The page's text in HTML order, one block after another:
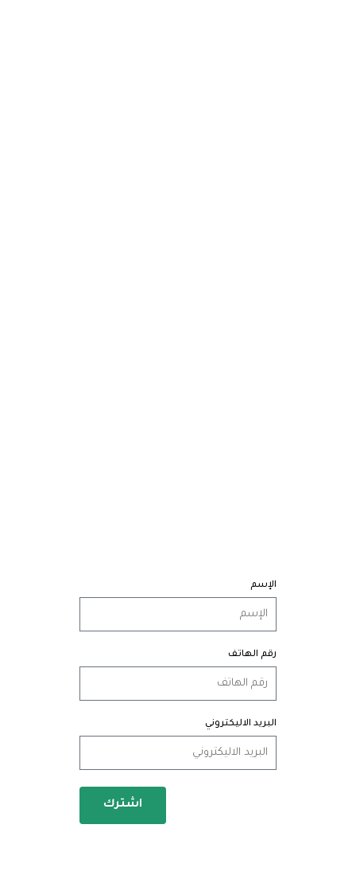
الإسم
رقم الهاتف
البريد الاليكتروني
اشترك